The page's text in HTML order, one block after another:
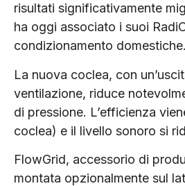
risultati significativamente
ha oggi associato i suoi
condizionamento domestiche.
La nuova coclea, con
ventilazione, riduce
di pressione. L’efficienza
coclea) e il livello sonoro si
FlowGrid, accessorio di
montata opzionalmente sul